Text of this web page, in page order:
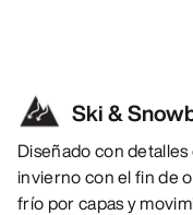
Ski &
Diseñado con
invierno con el fin de
frío por capas y